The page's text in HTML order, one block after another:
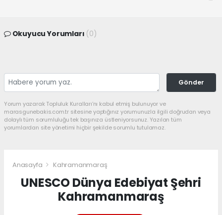
Okuyucu Yorumları (0)
Gönder
Yorum yazarak Topluluk Kuralları’nı kabul etmiş bulunuyor ve
marasgunebakis.com.tr sitesine yaptığınız yorumunuzla ilgili doğrudan veya
dolaylı tüm sorumluluğu tek başınıza üstleniyorsunuz. Yazılan tüm
yorumlardan site yönetimi hiçbir şekilde sorumlu tutulamaz.
Anasayfa Kahramanmaraş
UNESCO Dünya Edebiyat Şehri
Kahramanmaraş